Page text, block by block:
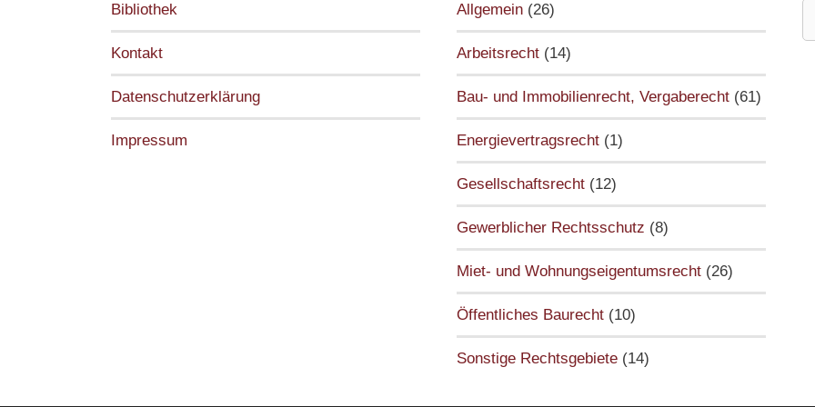
Bibliothek
Kontakt
Datenschutzerklärung
Impressum
Allgemein(26)
Arbeitsrecht(14)
Bau- und Immobilienrecht, Vergaberecht(61)
Energievertragsrecht(1)
Gesellschaftsrecht(12)
Gewerblicher Rechtsschutz (8)
Miet- und Wohnungseigentumsrecht(26)
Öffentliches Baurecht(10)
Sonstige Rechtsgebiete(14)